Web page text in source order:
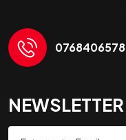
0768406578
NEWSLETTER